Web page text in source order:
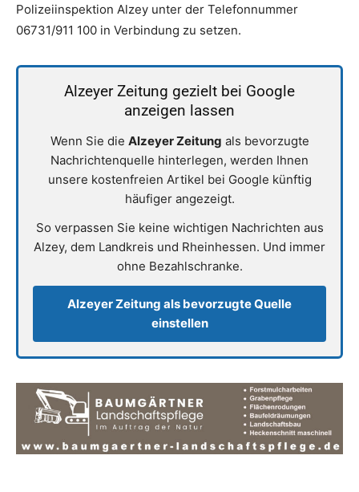
Polizeiinspektion Alzey unter der Telefonnummer
06731/911 100 in Verbindung zu setzen.
Alzeyer Zeitung gezielt bei Google
anzeigen lassen
Wenn Sie die Alzeyer Zeitung als bevorzugte
Nachrichtenquelle hinterlegen, werden Ihnen
unsere kostenfreien Artikel bei Google künftig
häufiger angezeigt.
So verpassen Sie keine wichtigen Nachrichten aus
Alzey, dem Landkreis und Rheinhessen. Und immer
ohne Bezahlschranke.
Alzeyer Zeitung als bevorzugte Quelle
einstellen